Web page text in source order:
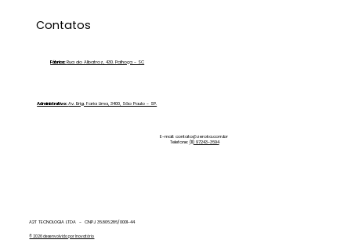
A2T TECNOLOGIA LTDA - CNPJ 36.806.286/0001-44
© 2026 desenvolvido por Inovatório
Contatos
Fábrica:Rua do Albatroz, 430. Palhoça - SC
Administrativo:Av. Brig. Faria Lima, 3400, São Paulo - SP.
E-mail:contato@zeroka.com.br
Telefone: (11) 97243-3694